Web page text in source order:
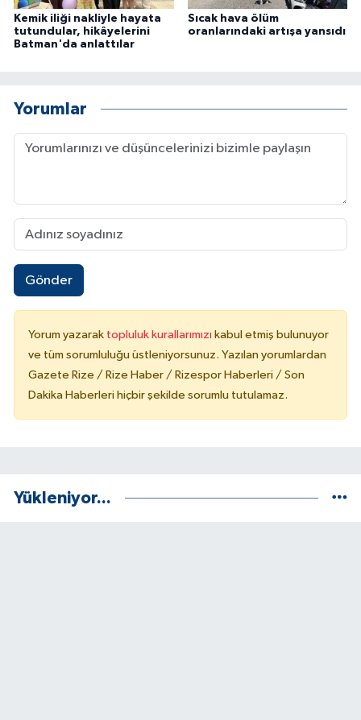
Kemik iliği nakliyle hayata
tutundular, hikâyelerini
Batman'da anlattılar
Sıcak hava ölüm
oranlarındaki artışa yansıdı
Yorumlar
Gönder
Yorum yazarak topluluk kurallarımızı kabul etmiş bulunuyor
ve tüm sorumluluğu üstleniyorsunuz. Yazılan yorumlardan
Gazete Rize / Rize Haber / Rizespor Haberleri / Son
Dakika Haberleri hiçbir şekilde sorumlu tutulamaz.
Yükleniyor...